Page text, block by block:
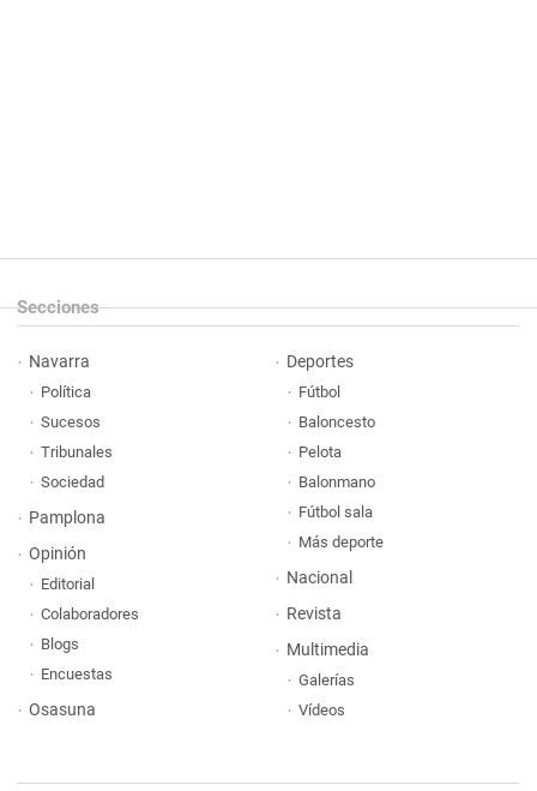
Secciones
Navarra
Política
Sucesos
Tribunales
Sociedad
Pamplona
Opinión
Editorial
Colaboradores
Blogs
Encuestas
Osasuna
Deportes
Fútbol
Baloncesto
Pelota
Balonmano
Fútbol sala
Más deporte
Nacional
Revista
Multimedia
Galerías
Vídeos